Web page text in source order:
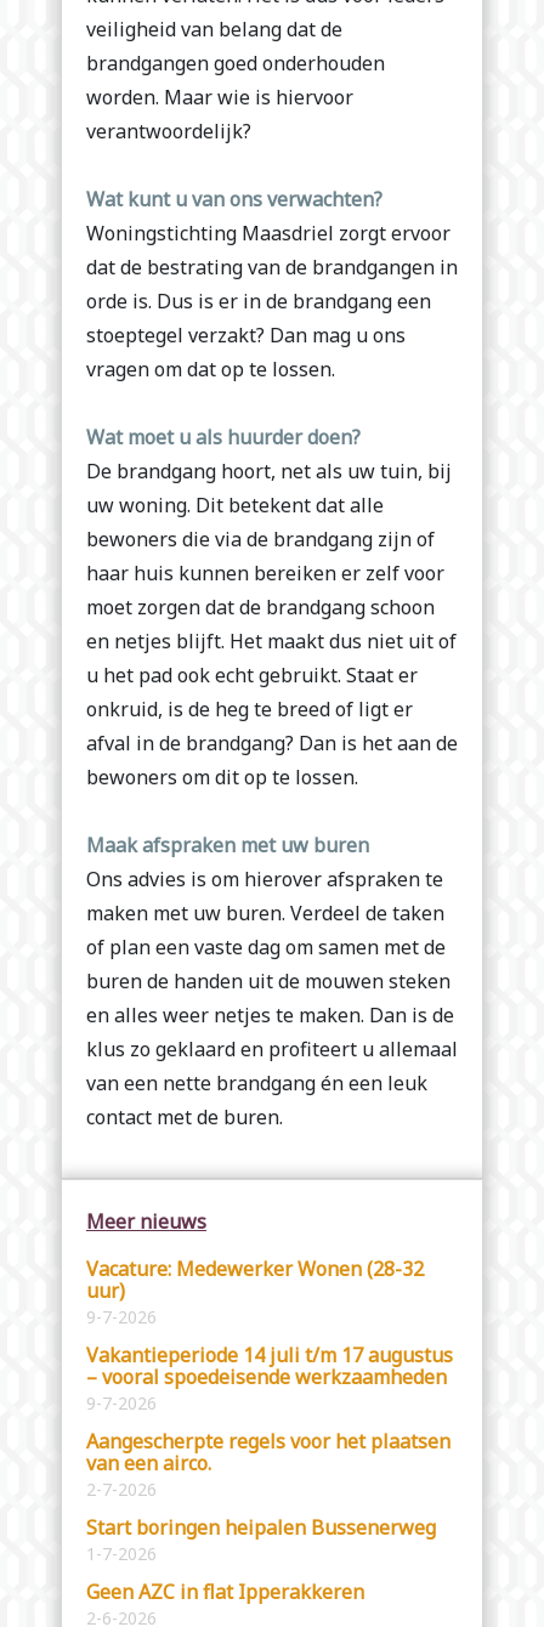
veiligheid van belang dat de
brandgangen goed onderhouden
worden. Maar wie is hiervoor
verantwoordelijk?
Wat kunt u van ons verwachten?
Woningstichting Maasdriel zorgt ervoor
dat de bestrating van de brandgangen in
orde is. Dus is er in de brandgang een
stoeptegel verzakt? Dan mag u ons
vragen om dat op te lossen.
Wat moet u als huurder doen?
De brandgang hoort, net als uw tuin, bij
uw woning. Dit betekent dat alle
bewoners die via de brandgang zijn of
haar huis kunnen bereiken er zelf voor
moet zorgen dat de brandgang schoon
en netjes blijft. Het maakt dus niet uit of
u het pad ook echt gebruikt. Staat er
onkruid, is de heg te breed of ligt er
afval in de brandgang? Dan is het aan de
bewoners om dit op te lossen.
Maak afspraken met uw buren
Ons advies is om hierover afspraken te
maken met uw buren. Verdeel de taken
of plan een vaste dag om samen met de
buren de handen uit de mouwen steken
en alles weer netjes te maken. Dan is de
klus zo geklaard en profiteert u allemaal
van een nette brandgang én een leuk
contact met de buren.
Meer nieuws
Vacature: Medewerker Wonen (28-32
uur)
9-7-2026
Vakantieperiode 14 juli t/m 17 augustus
– vooral spoedeisende werkzaamheden
9-7-2026
Aangescherpte regels voor het plaatsen
van een airco.
2-7-2026
Start boringen heipalen Bussenerweg
1-7-2026
Geen AZC in flat Ipperakkeren
2-6-2026